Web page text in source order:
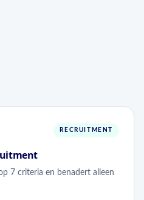
RECRUITMENT
7 criteria en benadert alleen